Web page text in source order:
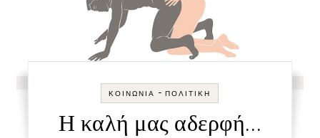
ΚΟΙΝΩΝΊΑ -ΠΟΛΙΤΙΚΉ
Η καλή μας αδερφή…